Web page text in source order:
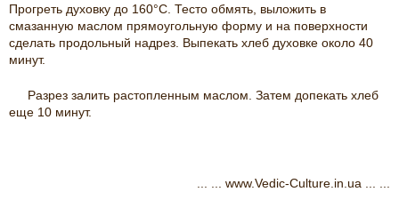
Прогреть духовку до 160°С. Тесто обмять, выложить в
смазанную маслом прямоугольную форму и на поверхности
сделать продольный надрез. Выпекать хлеб духовке около 40
минут.
Разрез залить растопленным маслом. Затем допекать хлеб
еще 10 минут.
... ... www.Vedic-Culture.in.ua ... ...